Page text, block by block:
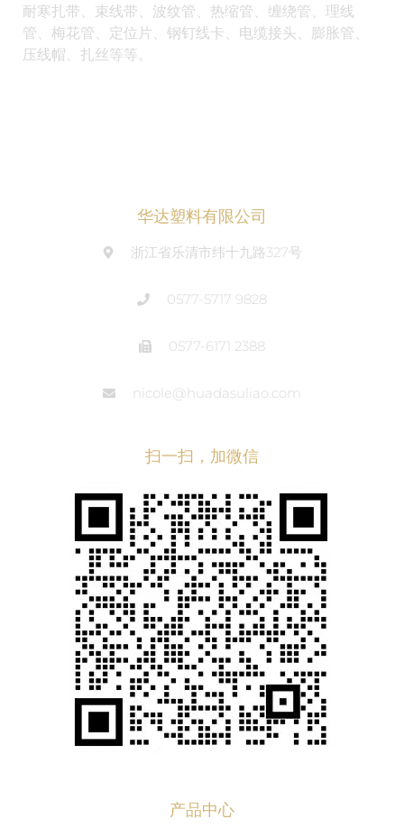
耐寒扎带、束线带、波纹管、热缩管、缠绕管、理线
管、梅花管、定位片、钢钉线卡、电缆接头、膨胀管、
压线帽、扎丝等等。
华达塑料有限公司
浙江省乐清市纬十九路327号
0577-5717 9828
0577-6171 2388
nicole@huadasuliao.com
扫一扫，加微信
产品中心